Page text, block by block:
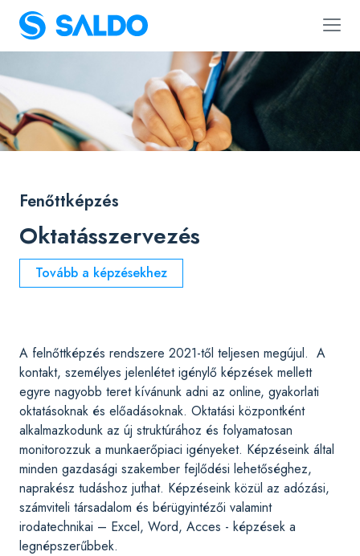
Fenőttképzés
Oktatásszervezés
Tovább a képzésekhez
A felnőttképzés rendszere 2021-től teljesen megújul. A
kontakt, személyes jelenlétet igénylő képzések mellett
egyre nagyobb teret kívánunk adni az online, gyakorlati
oktatásoknak és előadásoknak. Oktatási központként
alkalmazkodunk az új struktúrához és folyamatosan
monitorozzuk a munkaerőpiaci igényeket. Képzéseink által
minden gazdasági szakember fejlődési lehetőséghez,
naprakész tudáshoz juthat. Képzéseink közül az adózási,
számviteli társadalom és bérügyintézői valamint
irodatechnikai – Excel, Word, Acces - képzések a
legnépszerűbbek.